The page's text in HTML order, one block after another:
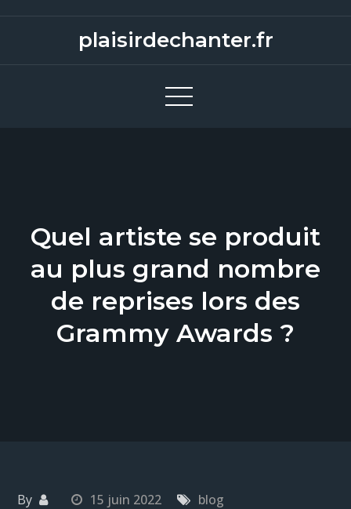
plaisirdechanter.fr
Quel artiste se produit
au plus grand nombre
de reprises lors des
Grammy Awards ?
By 15 juin 2022 blog